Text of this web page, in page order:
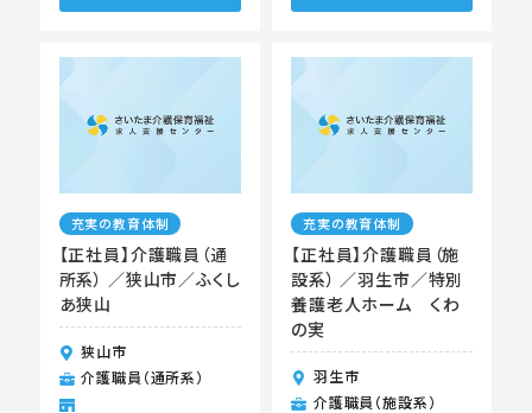
充実の教育体制
【正社員】介護職員（通
所系） ／狭山市／ふくし
あ狭山
狭山市
介護職員（通所系）
充実の教育体制
【正社員】介護職員（施
設系） ／羽生市／特別
養護老人ホーム くわ
の実
羽生市
介護職員（施設系）